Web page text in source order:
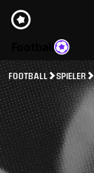
FOOTBALL SPIELER